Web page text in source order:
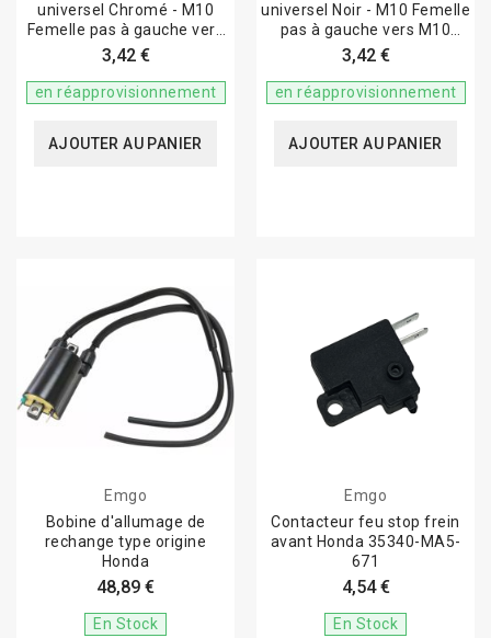
universel Chromé - M10
Femelle pas à gauche vers
M10 mâle
3,42 €
en réapprovisionnement
AJOUTER AU PANIER
universel Noir - M10 Femelle
pas à gauche vers M10
mâle
3,42 €
en réapprovisionnement
AJOUTER AU PANIER
Emgo
Bobine d'allumage de
rechange type origine
Honda
48,89 €
En Stock
Emgo
Contacteur feu stop frein
avant Honda 35340-MA5-
671
4,54 €
En Stock